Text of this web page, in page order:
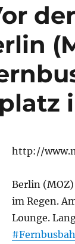
http://
Berlin
im Regen.
Lounge.